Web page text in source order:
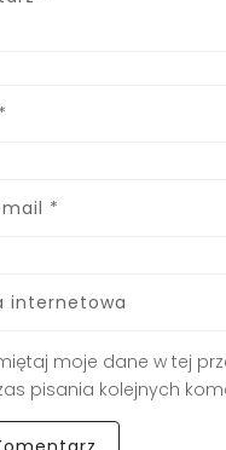
moje dane w tej
pisania kolejnych